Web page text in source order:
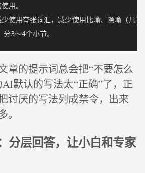
用。
使用夸张词汇，减少使用比喻、隐喻（几
章的提示词总会把“不要怎么
默认的写法太“正确”了，正
讨厌的写法列成禁令，出来
分层回答，让小白和专家